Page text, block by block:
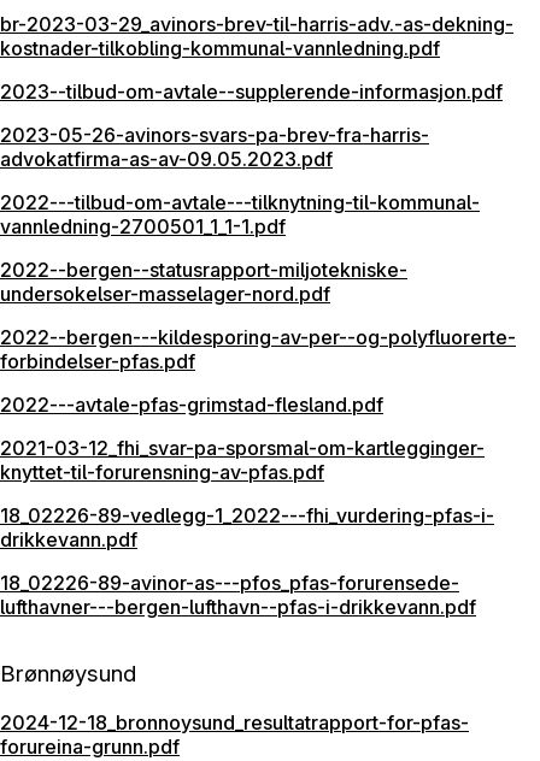
br-2023-03-29_avinors-brev-til-harris-adv.-as-dekning-
kostnader-tilkobling-kommunal-vannledning.pdf
2023--tilbud-om-avtale--supplerende-informasjon.pdf
2023-05-26-avinors-svars-pa-brev-fra-harris-
advokatfirma-as-av-09.05.2023.pdf
2022---tilbud-om-avtale---tilknytning-til-kommunal-
vannledning-2700501_1_1-1.pdf
2022--bergen--statusrapport-miljotekniske-
undersokelser-masselager-nord.pdf
2022--bergen---kildesporing-av-per--og-polyfluorerte-
forbindelser-pfas.pdf
2022---avtale-pfas-grimstad-flesland.pdf
2021-03-12_fhi_svar-pa-sporsmal-om-kartlegginger-
knyttet-til-forurensning-av-pfas.pdf
18_02226-89-vedlegg-1_2022---fhi_vurdering-pfas-i-
drikkevann.pdf
18_02226-89-avinor-as---pfos_pfas-forurensede-
lufthavner---bergen-lufthavn--pfas-i-drikkevann.pdf
Brønnøysund
2024-12-18_bronnoysund_resultatrapport-for-pfas-
forureina-grunn.pdf